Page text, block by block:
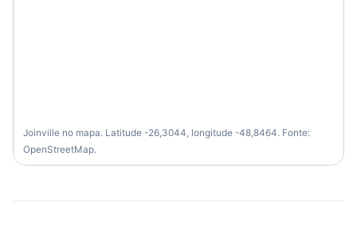
Joinville no mapa. Latitude -26,3044, longitude -48,8464. Fonte:
OpenStreetMap.